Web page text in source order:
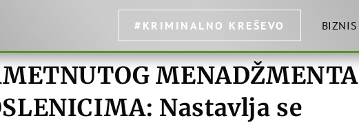
#KRIMINALNO KREŠEVO BIZNIS
MENADŽMENTA
Nastavlja se